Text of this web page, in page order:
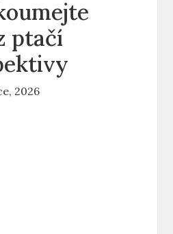
ptačí
2026